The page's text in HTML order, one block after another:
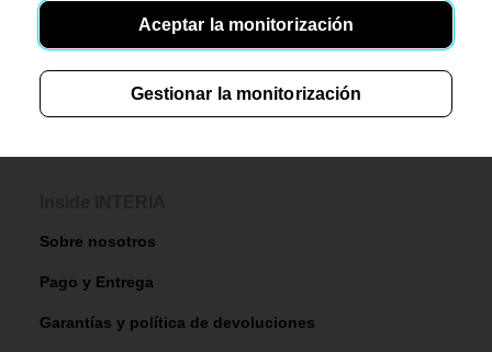
Tejidos
Mecanismos
Sobre nosotros
Pago y Entrega
Garantías y política de devoluciones
Aceptar la monitorización
Gestionar la monitorización